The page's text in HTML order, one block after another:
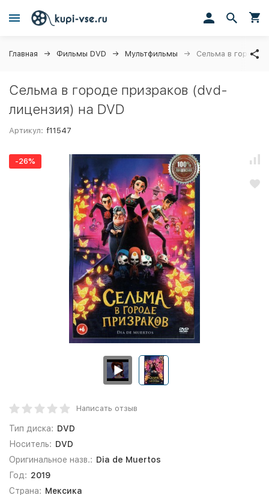
Главная Фильмы DVD Мультфильмы Сельма в городе
Сельма в городе призраков (dvd-
лицензия) на DVD
Артикул: f11547
-26%
Написать отзыв
Тип диска: DVD
Носитель: DVD
Оригинальное назв.: Dia de Muertos
Год: 2019
Страна: Мексика